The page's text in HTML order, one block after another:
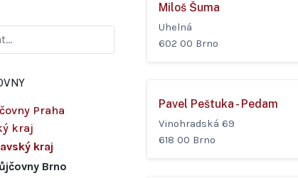
Miloš Šuma
Uhelná
602 00 Brno
Pavel Peštuka - Pedam
Vinohradská 69
618 00 Brno
Praha
kraj
kraj
Brno